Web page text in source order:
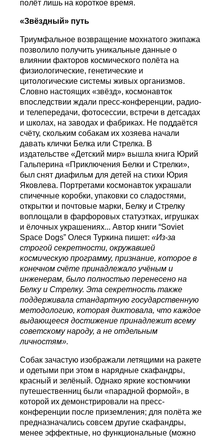
полёт лишь на короткое время.
«Звёздный» путь
Триумфальное возвращение мохнатого экипажа
позволило получить уникальные данные о
влиянии факторов космического полёта на
физиологические, генетические и
цитологические системы живых организмов.
Словно настоящих «звёзд», космонавток
впоследствии ждали пресс-конференции, радио-
и телепередачи, фотосессии, встречи в детсадах
и школах, на заводах и фабриках. Не поддаётся
счёту, скольким собакам их хозяева начали
давать клички Белка или Стрелка. В
издательстве «Детский мир» вышла книга Юрий
Гальперина «Приключения Белки и Стрелки»,
был снят диафильм для детей на стихи Юрия
Яковлева. Портретами космонавток украшали
спичечные коробки, упаковки со сладостями,
открытки и почтовые марки, Белку и Стрелку
воплощали в фарфоровых статуэтках, игрушках
и ёлочных украшениях... Автор книги “Soviet
Space Dogs” Олеся Туркина пишет:«Из-за
строгой секретности, окружавшей
космическую программу, признание, которое в
конечном счёте принадлежало учёным и
инженерам, было полностью перенесено на
Белку и Стрелку. Эта секретность также
поддерживала стандартную государственную
методологию, которая диктовала, что каждое
выдающееся достижение принадлежит всему
советскому народу, а не отдельным
личностям».
Собак зачастую изображали летящими на ракете
и одетыми при этом в нарядные скафандры,
красный и зелёный. Однако яркие костюмчики
путешественниц были «парадной формой», в
которой их демонстрировали на пресс-
конференции после приземления; для полёта же
предназначались совсем другие скафандры,
менее эффектные, но функциональные (можно